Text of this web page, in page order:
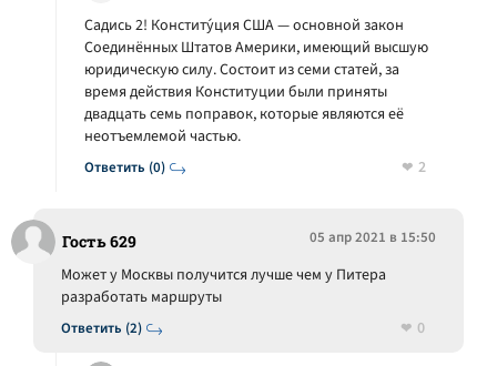
Ответить (0)
Садись 2! Конститу́ция США — основной закон
Соединённых Штатов Америки, имеющий высшую
юридическую силу. Состоит из семи статей, за
время действия Конституции были приняты
двадцать семь поправок, которые являются её
неотъемлемой частью.
2
Гость 629 05 апр 2021 в 15:50
Ответить (2)
Может у Москвы получится лучше чем у Питера
разработать маршруты
0